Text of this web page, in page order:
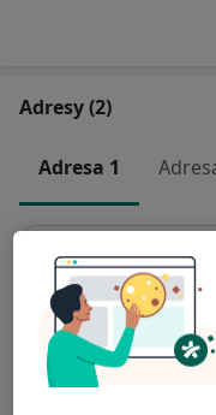
Adresy (2)
Adresa 1
Opavská 962/39,